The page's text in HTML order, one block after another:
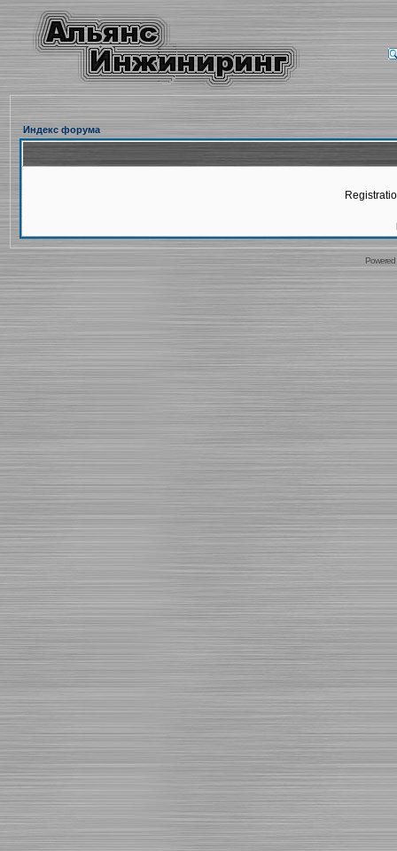
Индекс форума